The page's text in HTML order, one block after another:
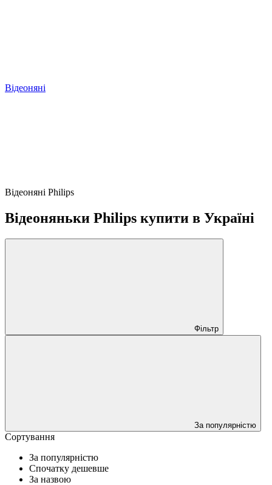
Відеоняні
Відеоняні Philips
Відеоняньки Philips купити в Україні
Фільтр
За популярністю
Сортування
За популярністю
Спочатку дешевше
За назвою